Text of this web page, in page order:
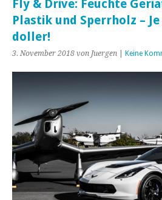
Fly & Drive: Feuchte
Plastik und Sperrholz –
doller!
3. November 2018 von Juergen Keine